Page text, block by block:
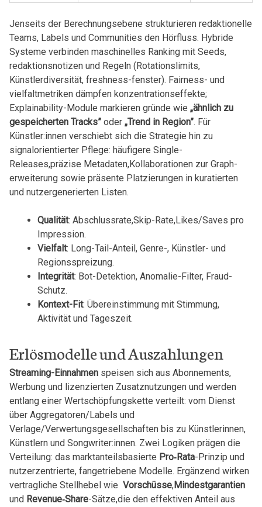
Jenseits der Berechnungsebene strukturieren ‍redaktionelle⁤
Teams,‌ Labels‍ und​ Communities den Hörfluss. Hybride
⁢Systeme verbinden maschinelles Ranking‍ mit Seeds,
redaktionsnotizen und ‌Regeln (Rotationslimits,⁤
Künstlerdiversität, freshness-fenster). Fairness- ⁤und⁤
vielfaltmetriken⁣ dämpfen konzentrationseffekte;
Explainability-Module markieren ​gründe wie​ „ähnlich zu
gespeicherten Tracks”⁣oder „Trend‌ in Region”.​ Für
Künstler:innen verschiebt sich ​die Strategie‌ hin ⁣zu
signalorientierter ⁢Pflege: häufigere Single-
Releases,präzise Metadaten,Kollaborationen zur ⁢Graph-
erweiterung⁢ sowie präsente‌ Platzierungen‌ in kuratierten
und ⁣nutzergenerierten Listen.
Qualität: Abschlussrate,Skip-Rate,Likes/Saves pro⁣
Impression.
Vielfalt: Long-Tail-Anteil, ⁣Genre-, Künstler- und
Regionsspreizung.
Integrität: Bot-Detektion, Anomalie-Filter, Fraud-
Schutz.
Kontext-Fit: Übereinstimmung ⁢mit Stimmung,
Aktivität und ‍Tageszeit.
Erlösmodelle und Auszahlungen
Streaming-Einnahmen⁣speisen sich ⁤aus Abonnements,
⁣Werbung und lizenzierten ⁢Zusatznutzungen und⁣ werden‌
entlang einer Wertschöpfungskette verteilt: vom Dienst
über Aggregatoren/Labels und
Verlage/Verwertungsgesellschaften bis zu Künstlerinnen,
Künstlern und⁣ Songwriter:innen.⁢ Zwei Logiken prägen die
Verteilung: ‍das marktanteilsbasierte Pro‑Rata-Prinzip‌ und
nutzerzentrierte, fangetriebene Modelle. Ergänzend wirken
vertragliche Stellhebel wie ⁢ Vorschüsse,Mindestgarantien
und Revenue‑Share-Sätze,die den effektiven Anteil aus